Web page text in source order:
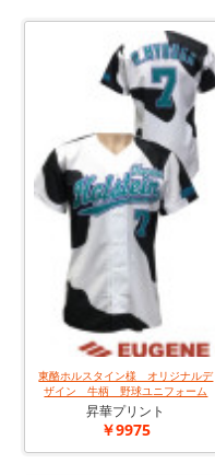
東酪ホルスタイン様 オリジナルデ
ザイン 牛柄 野球ユニフォーム
昇華プリント
￥9975